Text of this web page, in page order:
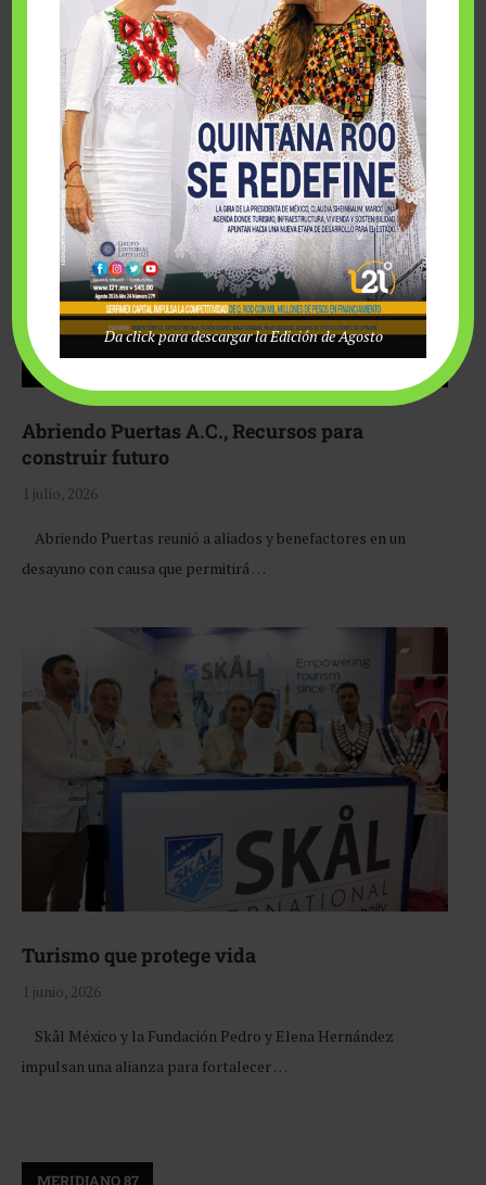
Fairmont Mayakoba y Make-A-Wish México unieron
esfuerzos para hacer realidad el deseo de una …
Abriendo Puertas A.C., Recursos para
construir futuro
1 julio, 2026
Abriendo Puertas reunió a aliados y benefactores en un
desayuno con causa que permitirá …
Turismo que protege vida
1 junio, 2026
Skål México y la Fundación Pedro y Elena Hernández
impulsan una alianza para fortalecer …
MERIDIANO 87
Da click para descargar la Edición de Agosto